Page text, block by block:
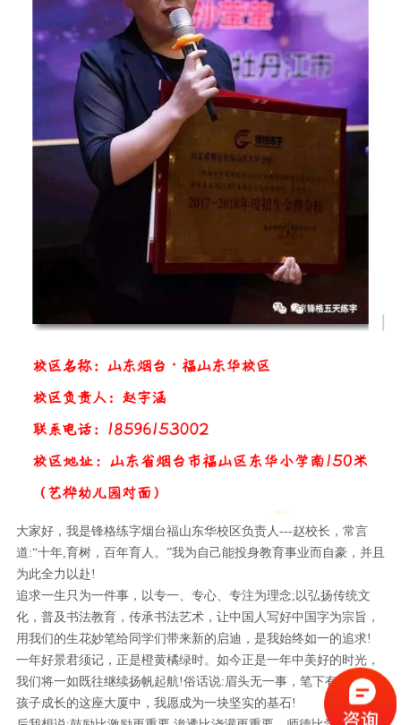
大家好，我是锋格练字烟台福山东华校区负责人---赵校长，常言
道:“十年,育树，百年育人。”我为自己能投身教育事业而自豪，并且
为此全力以赴!
追求一生只为一件事，以专一、专心、专注为理念;以弘扬传统文
化，普及书法教育，传承书法艺术，让中国人写好中国字为宗旨，
用我们的生花妙笔给同学们带来新的启迪，是我始终如一的追求!
一年好景君须记，正是橙黄橘绿时。如今正是一年中美好的时光，
我们将一如既往继续扬帆起航!俗话说:眉头无一事，笔下有千年”在
孩子成长的这座大厦中，我愿成为一块坚实的基石!